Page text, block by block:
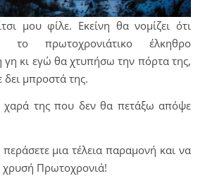
μου φίλε. Εκείνη θα νομίζει ότι
το πρωτοχρονιάτικο έλκηθρο
γη κι εγώ θα χτυπήσω την πόρτα της,
δει μπροστά της.
χαρά της που δεν θα πετάξω απόψε
μια τέλεια παραμονή και να
χρυσή Πρωτοχρονιά!